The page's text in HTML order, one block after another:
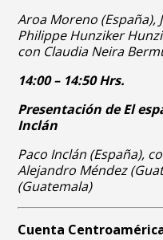
Aroa Moreno (España),
Philippe Hunziker
con Claudia Neira
14:00 – 14:50 Hrs.
Presentación de El
Inclán
Paco Inclán (España),
Alejandro Méndez
(Guatemala)
Cuenta